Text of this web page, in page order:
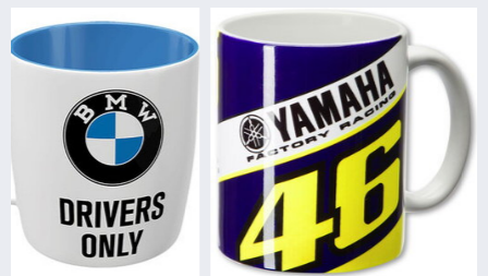
štartovací
digitálnym
power banka,